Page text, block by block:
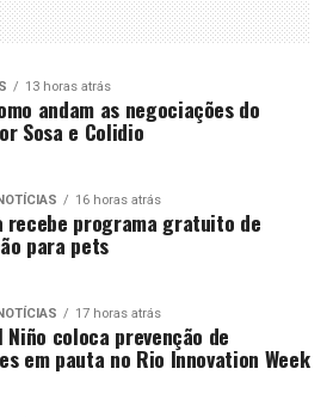
13 horas atrás
andam as negociações do
Sosa e Colidio
16 horas atrás
recebe programa gratuito de
para pets
17 horas atrás
Niño coloca prevenção de
em pauta no Rio Innovation Week